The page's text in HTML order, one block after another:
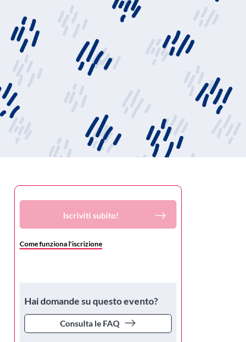
Iscriviti subito!
Come funziona l'iscrizione
Hai domande su questo evento?
Consulta le FAQ